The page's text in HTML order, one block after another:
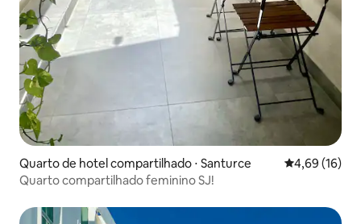
Quarto de hotel compartilhado ⋅ Santurce 4,69 de uma
4,69 (16)
Quarto compartilhado feminino SJ!